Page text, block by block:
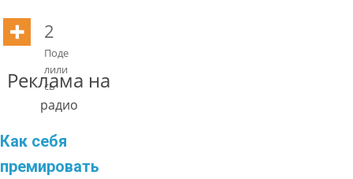
2
Поде
лили
сь
Реклама на
радио
Как себя
премировать